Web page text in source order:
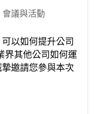
會議與活動
以如何提升公司
界其他公司如何運
邀請您參與本次